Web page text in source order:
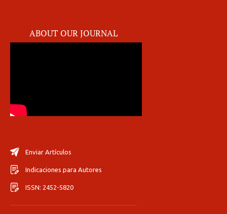
ABOUT OUR JOURNAL
Enviar Artículos
Indicaciones para Autores
ISSN: 2452-5820